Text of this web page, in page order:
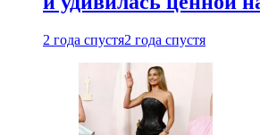
2 года спустя2 года спустя